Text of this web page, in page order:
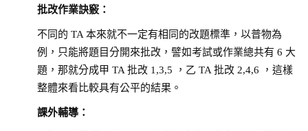
批改作業訣竅：
不同的 TA 本來就不一定有相同的改題標準，以普物為
例，只能將題目分開來批改，譬如考試或作業總共有 6 大
題，那就分成甲 TA 批改 1,3,5 ，乙 TA 批改 2,4,6 ，這樣
整體來看比較具有公平的結果。
課外輔導：